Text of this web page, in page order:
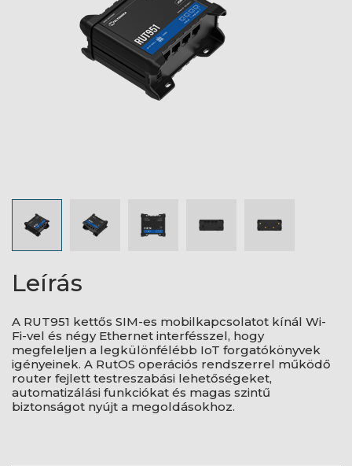
Leírás
A RUT951 kettős SIM-es mobilkapcsolatot kínál Wi-
Fi-vel és négy Ethernet interfésszel, hogy
megfeleljen a legkülönfélébb IoT forgatókönyvek
igényeinek. A RutOS operációs rendszerrel működő
router fejlett testreszabási lehetőségeket,
automatizálási funkciókat és magas szintű
biztonságot nyújt a megoldásokhoz.